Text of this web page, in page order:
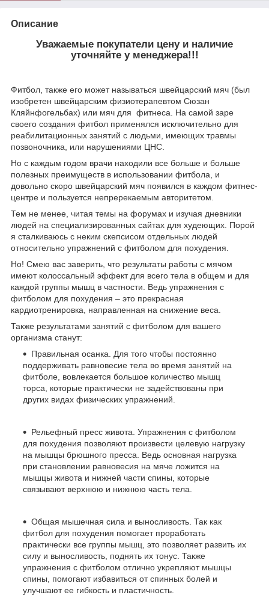
Описание
Уважаемые покупатели цену и наличие
уточняйте у менеджера!!!
Фитбол, также его может называться швейцарский мяч (был
изобретен швейцарским физиотерапевтом Сюзан
Кляйнфогельбах) или мяч для фитнеса. На самой заре
своего создания фитбол применялся исключительно для
реабилитационных занятий с людьми, имеющих травмы
позвоночника, или нарушениями ЦНС.
Но с каждым годом врачи находили все больше и больше
полезных преимуществ в использовании фитбола, и
довольно скоро швейцарский мяч появился в каждом фитнес-
центре и пользуется непререкаемым авторитетом.
Тем не менее, читая темы на форумах и изучая дневники
людей на специализированных сайтах для худеющих. Порой
я сталкиваюсь с неким скепсисом отдельных людей
относительно упражнений с фитболом для похудения.
Но! Смею вас заверить, что результаты работы с мячом
имеют колоссальный эффект для всего тела в общем и для
каждой группы мышц в частности. Ведь упражнения с
фитболом для похудения – это прекрасная
кардиотренировка, направленная на снижение веса.
Также результатами занятий с фитболом для вашего
организма станут:
Правильная осанка. Для того чтобы постоянно
поддерживать равновесие тела во время занятий на
фитболе, вовлекается большое количество мышц
торса, которые практически не задействованы при
других видах физических упражнений.
Рельефный пресс живота. Упражнения с фитболом
для похудения позволяют произвести целевую нагрузку
на мышцы брюшного пресса. Ведь основная нагрузка
при становлении равновесия на мяче ложится на
мышцы живота и нижней части спины, которые
связывают верхнюю и нижнюю часть тела.
Общая мышечная сила и выносливость. Так как
фитбол для похудения помогает проработать
практически все группы мышц, это позволяет развить их
силу и выносливость, поднять их тонус. Также
упражнения с фитболом отлично укрепляют мышцы
спины, помогают избавиться от спинных болей и
улучшают ее гибкость и пластичность.